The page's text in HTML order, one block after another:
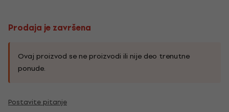
Prodaja je završena
Ovaj proizvod se ne proizvodi ili nije deo trenutne
ponude.
Postavite pitanje